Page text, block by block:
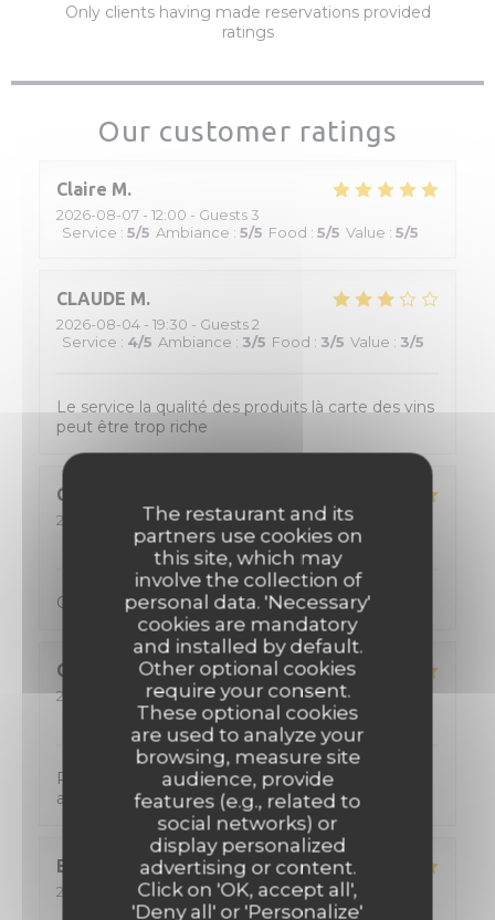
The restaurant and its
partners use cookies on
this site, which may
involve the collection of
personal data. 'Necessary'
cookies are mandatory
and installed by default.
Other optional cookies
require your consent.
These optional cookies
are used to analyze your
browsing, measure site
audience, provide
features (e.g., related to
social networks) or
display personalized
advertising or content.
Click on 'OK, accept all',
'Deny all' or 'Personalize'
Our customer ratings
Claire M
2026-08-07 - 12:00 - Guests 3
Service : 5/5 Ambiance : 5/5 Food : 5/5 Value : 5/5
CLAUDE M
2026-08-04 - 19:30 - Guests 2
Service : 4/5 Ambiance : 3/5 Food : 3/5 Value : 3/5
Le service la qualité des produits là carte des vins
peut être trop riche
Cyril
2026-08-04
- 20:00 - Guests 2
4/5 Ambiance:5/5 Food:5/5 Value
Cuisine excellente Menu copieux, avec du choix
CYRIL
2026-08-02
- 12:00 - Guests 2
/5 Ambiance: 5/5 Food:5/5 Value
Personnel tres accueillant, de tres bon conseil
avec une cuisine formidable !
Eric
2026-08-02- 12:15 - Guests 2
5/5 Ambiance: 5/5 Food:5/5 Value
Only clients having made reservations provided
ratings